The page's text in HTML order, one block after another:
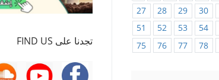
27
28 29 30
51
52 53 54
75
76 77 78 تجدنا على FIND US